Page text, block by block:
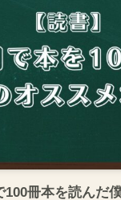
100冊本を読んだ